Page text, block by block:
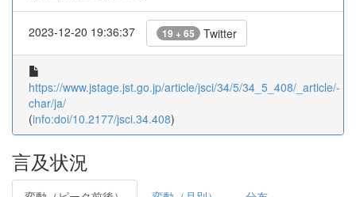
2023-12-20 19:36:37 19 + 65 Twitter
https://www.jstage.jst.go.jp/article/jsci/34/5/34_5_408/_article/-
char/ja/
(info:doi/10.2177/jsci.34.408)
言及状況